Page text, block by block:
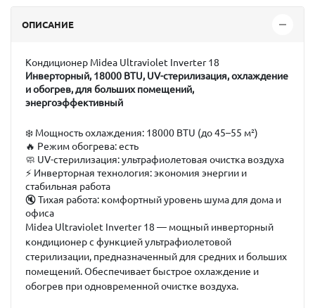
ОПИСАНИЕ
Кондиционер Midea Ultraviolet Inverter 18
Инверторный, 18000 BTU, UV-стерилизация, охлаждение
и обогрев, для больших помещений,
энергоэффективный
❄️ Мощность охлаждения: 18000 BTU (до 45–55 м²)
🔥 Режим обогрева:есть
🧼 UV-стерилизация:ультрафиолетовая очистка воздуха
⚡ Инверторная технология:экономия энергии и
стабильная работа
🔇Тихая работа: комфортный уровень шума для дома и
офиса
Midea Ultraviolet Inverter 18 — мощный инверторный
кондиционер с функцией ультрафиолетовой
стерилизации, предназначенный для средних и больших
помещений. Обеспечивает быстрое охлаждение и
обогрев при одновременной очистке воздуха.